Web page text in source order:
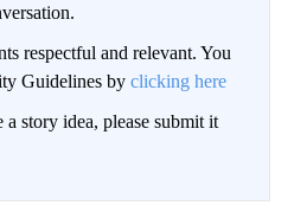
respectful and relevant. You
Guidelines by clicking here
story idea, please submit it